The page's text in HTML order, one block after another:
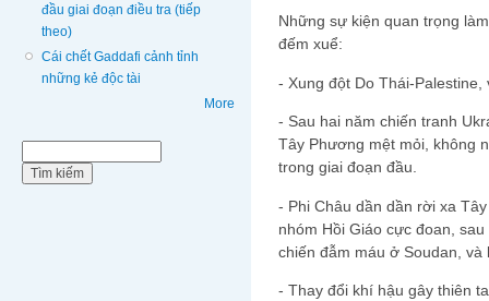
đầu giai đoạn điều tra (tiếp
theo)
Cái chết Gaddafi cảnh tỉnh
những kẻ độc tài
More
Những sự kiện quan trọng
đếm xuể:
- Xung đột Do Thái-
- Sau hai năm chiến tranh
Tây Phương mệt mỏi, không
trong giai đoạn đầu.
- Phi Châu dần dần rời xa
nhóm Hồi Giáo cực đoan,
chiến đẫm máu ở Soudan,
- Thay đổi khí hậu gây thiên